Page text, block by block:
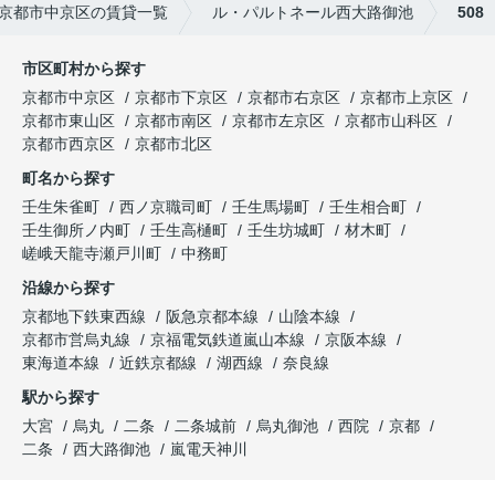
都市中京区の賃貸一覧 ル・パルトネール西大路御池 508
市区町村から探す
京都市中京区
京都市下京区 京都市右京区
京都市上京区
京都市東山区
京都市南区 京都市左京区
京都市山科区
京都市西京区
京都市北区
町名から探す
壬生朱雀町
西ノ京職司町 壬生馬場町
壬生相合町
壬生御所ノ内町
壬生高樋町 壬生坊城町
材木町
嵯峨天龍寺瀬戸川町
中務町
沿線から探す
京都地下鉄東西線
阪急京都本線
山陰本線
京都市営烏丸線
京福電気鉄道嵐山本線
京阪本線
東海道本線
近鉄京都線 湖西線
奈良線
駅から探す
大宮
烏丸 二条 二条城前 烏丸御池 西院
京都
二条
西大路御池 嵐電天神川